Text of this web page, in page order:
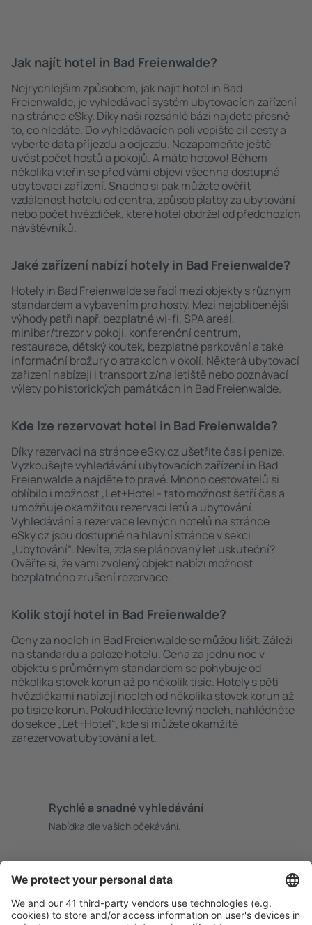
Jak najít hotel in Bad Freienwalde?
Nejrychlejším způsobem, jak najít hotel in Bad
Freienwalde, je vyhledávací systém ubytovacích zařízení
na stránce eSky. Díky naší rozsáhlé bázi najdete přesně
to, co hledáte. Do vyhledávacích polí vepište cíl cesty a
vyberte data příjezdu a odjezdu. Nezapomeňte ještě
uvést počet hostů a pokojů. A máte hotovo! Během
několika vteřin se před vámi objeví všechna dostupná
ubytovací zařízení. Snadno si pak můžete ověřit
vzdálenost hotelu od centra, způsob platby za ubytování
nebo počet hvězdiček, které hotel obdržel od předchozích
návštěvníků.
Jaké zařízení nabízí hotely in Bad Freienwalde?
Hotely in Bad Freienwalde se řadí mezi objekty s různým
standardem a vybavením pro hosty. Mezi nejoblíbenější
výhody patří např. bezplatné wi-fi, SPA areál,
minibar/trezor v pokoji, konferenční centrum,
restaurace, dětský koutek, bezplatné parkování a také
informační brožury o atrakcích v okolí. Některá ubytovací
zařízení nabízejí i transport z/na letiště nebo poznávací
výlety po historických památkách in Bad Freienwalde.
Kde lze rezervovat hotel in Bad Freienwalde?
Díky rezervaci na stránce eSky.cz ušetříte čas i peníze.
Vyzkoušejte vyhledávání ubytovacích zařízení in Bad
Freienwalde a najděte to pravé. Mnoho cestovatelů si
oblíbilo i možnost „Let+Hotel - tato možnost šetří čas a
umožňuje okamžitou rezervaci letů a ubytování.
Vyhledávání a rezervace levných hotelů na stránce
eSky.cz jsou dostupné na hlavní stránce v sekci
„Ubytování“. Nevíte, zda se plánovaný let uskuteční?
Ověřte si, že vámi zvolený objekt nabízí možnost
bezplatného zrušení rezervace.
Kolik stojí hotel in Bad Freienwalde?
Ceny za nocleh in Bad Freienwalde se můžou lišit. Záleží
na standardu a poloze hotelu. Cena za jednu noc v
objektu s průměrným standardem se pohybuje od
několika stovek korun až po několik tisíc. Hotely s pěti
hvězdičkami nabízejí nocleh od několika stovek korun až
po tisíce korun. Pokud hledáte levný nocleh, nahlédněte
do sekce „Let+Hotel“, kde si můžete okamžitě
zarezervovat ubytování a let.
Rychlé a snadné vyhledávání
Nabídka dle vašich očekávání.
Bezproblémová rezervace s možností bezplatného
zrušení.